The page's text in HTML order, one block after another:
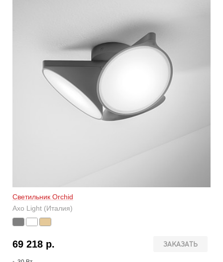
Светильник Orchid
Axo Light (Италия)
ЗАКАЗАТЬ
69 218 р.